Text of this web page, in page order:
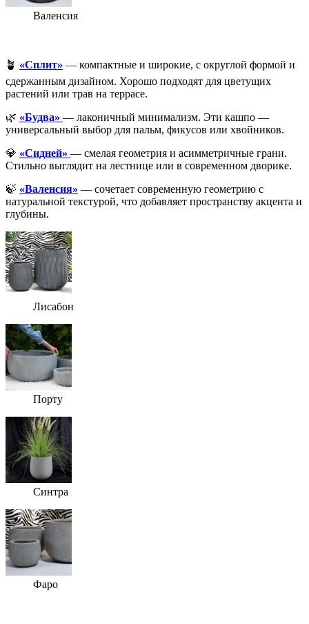
Валенсия
🪴 «Сплит» — компактные и широкие, с округлой формой и
сдержанным дизайном. Хорошо подходят для цветущих
растений или трав на террасе.
🌿 «Будва» — лаконичный минимализм. Эти кашпо —
универсальный выбор для пальм, фикусов или хвойников.
💎 «Сидней» — смелая геометрия и асимметричные грани.
Стильно выглядит на лестнице или в современном дворике.
🍃 «Валенсия» — сочетает современную геометрию с
натуральной текстурой, что добавляет пространству акцента и
глубины.
Лисабон
Порту
Синтра
Фаро